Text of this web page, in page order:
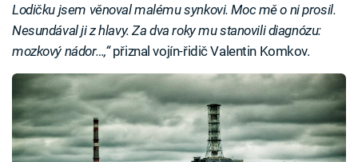
Lodičku jsem věnoval malému synkovi. Moc mě o ni prosil.
Nesundával ji z hlavy. Za dva roky mu stanovili diagnózu:
mozkový nádor…,“přiznal vojín-řidič Valentin Komkov.